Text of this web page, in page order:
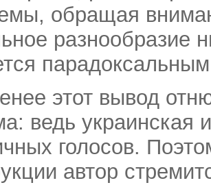
обращая
разнообразие
этот вывод
ведь украинская
голосов.
автор